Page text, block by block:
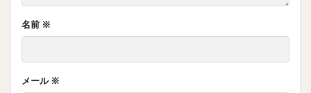
名前 ※
メール ※